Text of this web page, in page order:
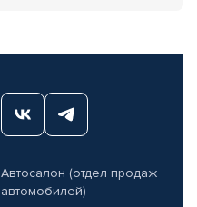
Автосалон (отдел продаж
автомобилей)